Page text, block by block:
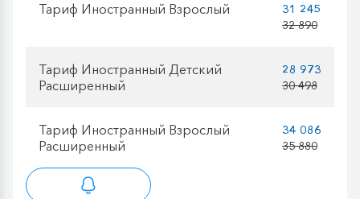
Тариф Иностранный Взрослый
31 245
32 890
Тариф Иностранный Детский
Расширенный
28 973
30 498
Тариф Иностранный Взрослый
Расширенный
34 086
35 880